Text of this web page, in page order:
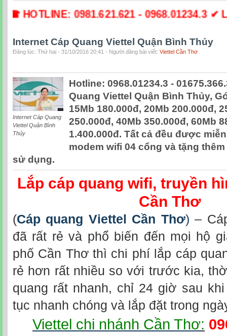
☎ HOTLINE: 0981.621.621 - 0968.01234.3
Internet Cáp Quang Viettel Quận Bình Thủy
Đăng lúc: Thứ hai - 31/10/2016 20:41 - Người đăng bài viết: Viettel Cần Thơ
Internet Cáp Quang
Viettel Quận Bình
Thủy
Hotline: 0968.01234.3 -
Quang Viettel Quận Bình Thủy,
15Mb 180.000đ, 20Mb 200.000đ,
250.000đ, 40Mb 350.000đ, 60Mb
1.400.000đ. Tất cả đều được
modem wifi 04 cổng và tặng
sử dụng.
Lắp cáp quang wifi, truyền
Cần Thơ
(Cáp quang Viettel Cần Thơ) –
đã rất rẻ và phổ biến đến mọi hộ
phố Cần Thơ thì chi phí lắp cáp
rẻ hơn rất nhiều so với trước kia,
quang rất nhanh, chỉ 24 giờ sau
tục nhanh chóng và lắp đặt trong
Viettel chi nhánh Cần Thơ: